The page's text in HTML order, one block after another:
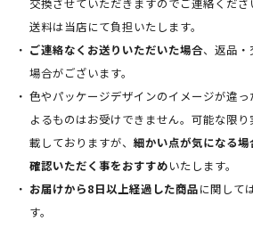
交換させていただきますのでご連絡くださ
送料は当店にて負担いたします。
ご連絡なくお送りいただいた場合、返品
場合がございます。
色やパッケージデザインのイメージが違
よるものはお受けできません。可能な限
載しておりますが、細かい点が気になる
確認いただく事をおすすめいたします。
お届けから8日以上経過した商品に関して
す。